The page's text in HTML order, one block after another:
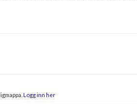
Logg inn her